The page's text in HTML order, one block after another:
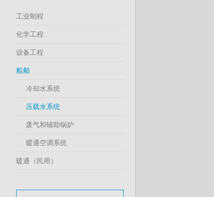
工业制程
化学工程
设备工程
船舶
冷却水系统
压载水系统
废气和辅助锅炉
暖通空调系统
暖通（民用）